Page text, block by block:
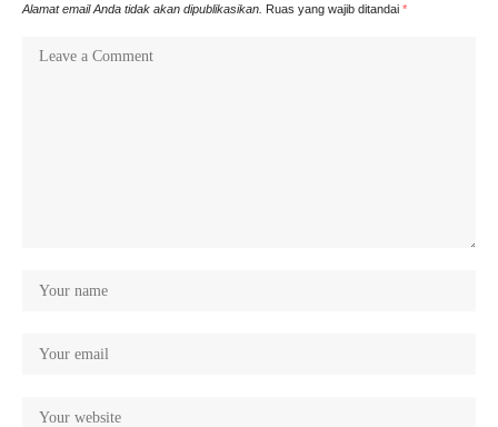
Alamat email Anda tidak akan dipublikasikan. Ruas yang wajib ditandai *